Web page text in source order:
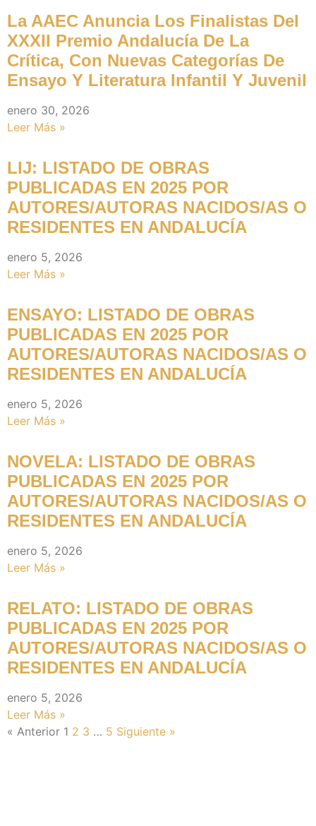
La AAEC Anuncia Los Finalistas Del
XXXII Premio Andalucía De La
Crítica, Con Nuevas Categorías De
Ensayo Y Literatura Infantil Y Juvenil
enero 30, 2026
Leer Más »
LIJ: LISTADO DE OBRAS
PUBLICADAS EN 2025 POR
AUTORES/AUTORAS NACIDOS/AS O
RESIDENTES EN ANDALUCÍA
enero 5, 2026
Leer Más »
ENSAYO: LISTADO DE OBRAS
PUBLICADAS EN 2025 POR
AUTORES/AUTORAS NACIDOS/AS O
RESIDENTES EN ANDALUCÍA
enero 5, 2026
Leer Más »
NOVELA: LISTADO DE OBRAS
PUBLICADAS EN 2025 POR
AUTORES/AUTORAS NACIDOS/AS O
RESIDENTES EN ANDALUCÍA
enero 5, 2026
Leer Más »
RELATO: LISTADO DE OBRAS
PUBLICADAS EN 2025 POR
AUTORES/AUTORAS NACIDOS/AS O
RESIDENTES EN ANDALUCÍA
enero 5, 2026
Leer Más »
« Anterior 1 2 3 … 5 Siguiente »